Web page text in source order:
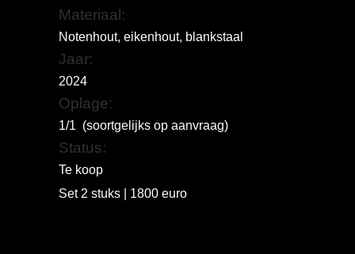
Materiaal:
Notenhout, eikenhout, blankstaal
Jaar:
2024
Oplage:
1/1 (soortgelijks op aanvraag)
Status:
Te koop
Set 2 stuks | 1800 euro